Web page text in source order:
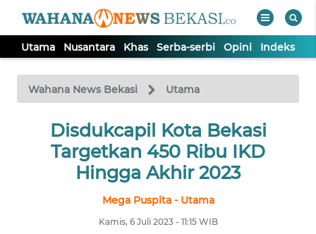
Utama Nusantara Khas Serba-serbi Opini Indeks
Wahana News Bekasi Utama
Disdukcapil Kota Bekasi
Targetkan 450 Ribu IKD
Hingga Akhir 2023
Mega Puspita - Utama
Kamis, 6 Juli 2023 - 11:15 WIB
TV
Tutup
UTAMA
NUSANTARA